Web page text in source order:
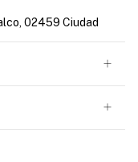
02459 Ciudad